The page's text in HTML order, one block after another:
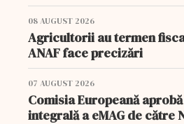
08 AUGUST 2026
Agricultorii au termen
ANAF face precizări
07 AUGUST 2026
Comisia Europeană
integrală a eMAG de către